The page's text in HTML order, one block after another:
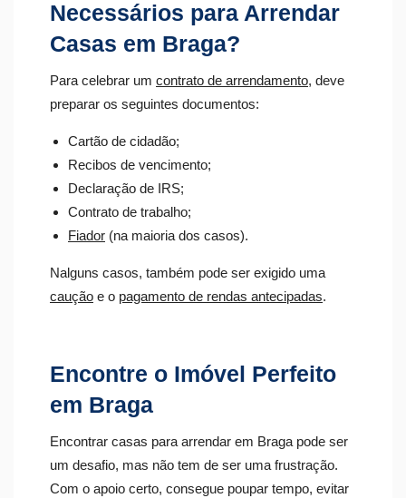
Necessários para Arrendar
Casas em Braga?
Para celebrar um contrato de arrendamento, deve
preparar os seguintes documentos:
Cartão de cidadão;
Recibos de vencimento;
Declaração de IRS;
Contrato de trabalho;
Fiador (na maioria dos casos).
Nalguns casos, também pode ser exigido uma
caução e o pagamento de rendas antecipadas.
Encontre o Imóvel Perfeito
em Braga
Encontrar casas para arrendar em Braga pode ser
um desafio, mas não tem de ser uma frustração.
Com o apoio certo, consegue poupar tempo, evitar